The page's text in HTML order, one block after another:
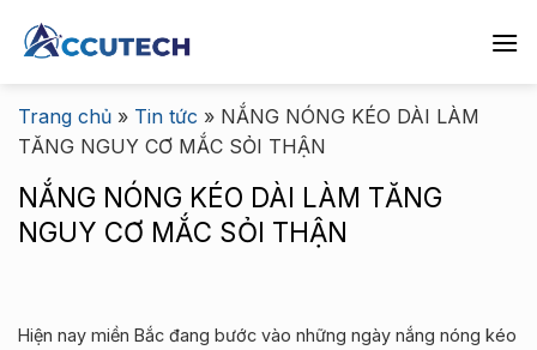
đến
dung
Trang chủ » Tin tức » NẮNG NÓNG KÉO DÀI LÀM
TĂNG NGUY CƠ MẮC SỎI THẬN
NẮNG NÓNG KÉO DÀI LÀM TĂNG
NGUY CƠ MẮC SỎI THẬN
Hiện nay miền Bắc đang bước vào những ngày nắng nóng kéo